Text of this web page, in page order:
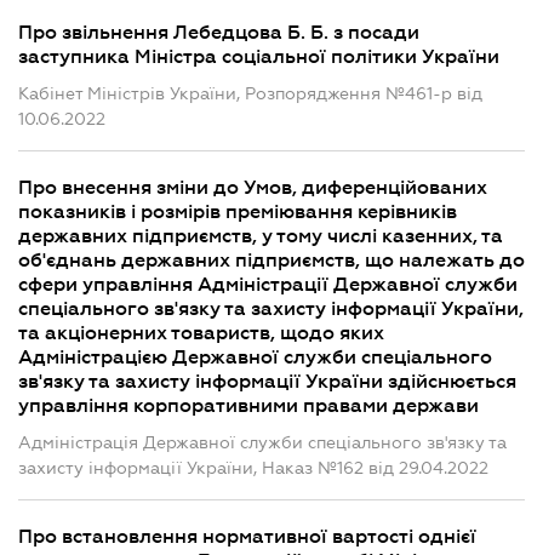
Про звільнення Лебедцова Б. Б. з посади
заступника Міністра соціальної політики України
Кабінет Міністрів України, Розпорядження №461-р від
10.06.2022
Про внесення зміни до Умов, диференційованих
показників і розмірів преміювання керівників
державних підприємств, у тому числі казенних, та
об'єднань державних підприємств, що належать до
сфери управління Адміністрації Державної служби
спеціального зв'язку та захисту інформації України,
та акціонерних товариств, щодо яких
Адміністрацією Державної служби спеціального
зв'язку та захисту інформації України здійснюється
управління корпоративними правами держави
Адміністрація Державної служби спеціального зв'язку та
захисту інформації України, Наказ №162 від 29.04.2022
Про встановлення нормативної вартості однієї